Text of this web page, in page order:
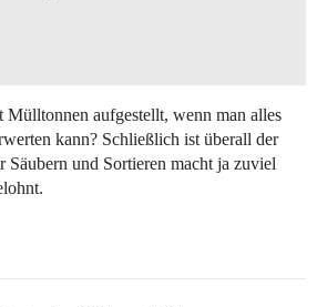
Mülltonnen aufgestellt, wenn man alles
kann? Schließlich ist überall der
Säubern und Sortieren macht ja zuviel